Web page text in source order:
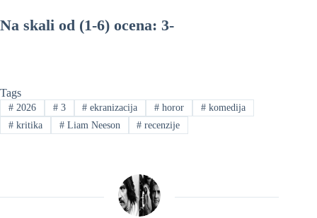
Na skali od (1-6) ocena: 3-
Tags
#2026 #3 # ekranizacija # horor # komedija
#kritika #Liam Neeson # recenzije